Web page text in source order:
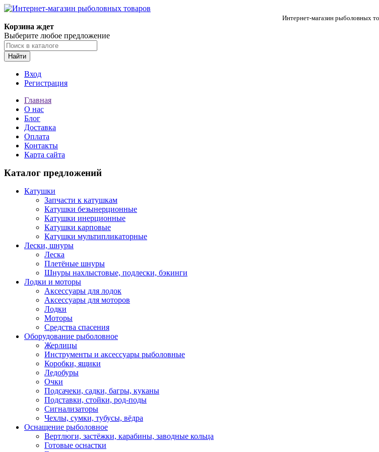
Интернет-магазин рыболовных
Корзина ждет
Выберите любое предложение
Найти
Вход
Регистрация
Главная
О нас
Блог
Доставка
Оплата
Контакты
Карта сайта
Каталог предложений
Катушки
Запчасти к катушкам
Катушки безынерционные
Катушки инерционные
Катушки карповые
Катушки мультипликаторные
Лески, шнуры
Леска
Плетёные шнуры
Шнуры нахлыстовые, подлески, бэкинги
Лодки и моторы
Аксессуары для лодок
Аксессуары для моторов
Лодки
Моторы
Средства спасения
Оборудование рыболовное
Жерлицы
Инструменты и аксессуары рыболовные
Коробки, ящики
Ледобуры
Очки
Подсачеки, садки, багры, куканы
Подставки, стойки, род-поды
Сигнализаторы
Чехлы, сумки, тубусы, вёдра
Оснащение рыболовное
Вертлюги, застёжки, карабины, заводные кольца
Готовые оснастки